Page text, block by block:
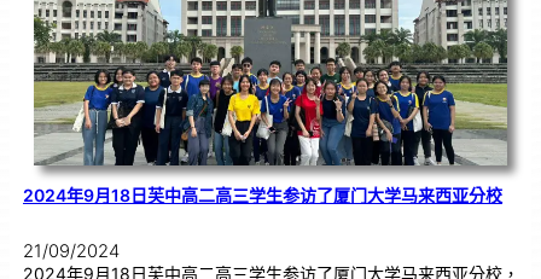
n
d
&
E
n
s
e
m
b
le
s
C
o
m
p
i
t
io
n
获
金
加
第
4
4
届
全
国
华
文
独
中
三
语
演
讲
比赛获
得
佳
绩
2024年9月18日芙中高二高三学生参访了厦门大学马来西亚分校
21/09/2024
2024年9月18日芙中高二高三学生参访了厦门大学马来西亚分校，